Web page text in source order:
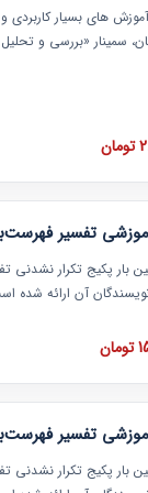
های بسیار کاربردی
سمینار «بررسی و
این خصوص ارائه شده
تفسیر
بار پکیج تکرار نشدنی
نویسندگان آن ارائه
و به همراه تصاویر
بها ارائه شده است. این
مدیر پروژه
حال فعالیت هستند حتما
نمایند.
تفسیر
بار پکیج تکرار نشدنی